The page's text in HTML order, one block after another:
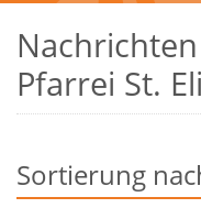
Pfarrei St.
Sortierung